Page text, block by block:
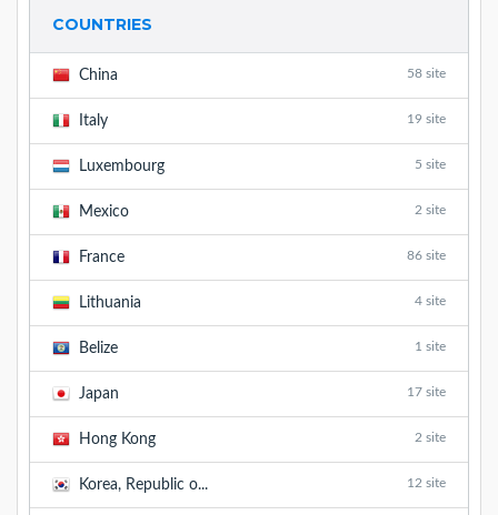
COUNTRIES
China 58 site
Italy 19 site
Luxembourg 5 site
Mexico 2 site
France 86 site
Lithuania 4 site
Belize 1 site
Japan 17 site
Hong Kong 2 site
Korea, Republic o... 12 site